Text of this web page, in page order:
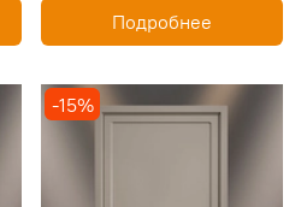
Подробнее
-15%